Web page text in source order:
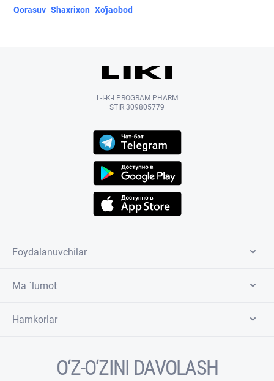
Qorasuv Shaxrixon Xo'jaobod
L-I-K-I PROGRAM PHARM
STIR 309805779
Foydalanuvchilar
Ma `lumot
Hamkorlar
O‘Z-O‘ZINI DAVOLASH